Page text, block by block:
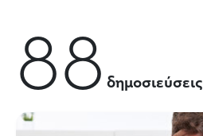
88 δημοσιεύσεις